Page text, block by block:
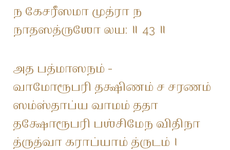
ந கேசரீஸமா முத்ரா ந
நாதஸத்ருஶோ லய: ॥ 43 ॥
அத பத்மாஸநம் -
வாமோரூபரி தக்ஷிணம் ச சரணம்
ஸம்ஸ்தாப்ய வாமம் ததா
தக்ஷோரூபரி பஶ்சிமேந விதிநா
த்ருத்வா கராப்யாம் த்ருடம் ।